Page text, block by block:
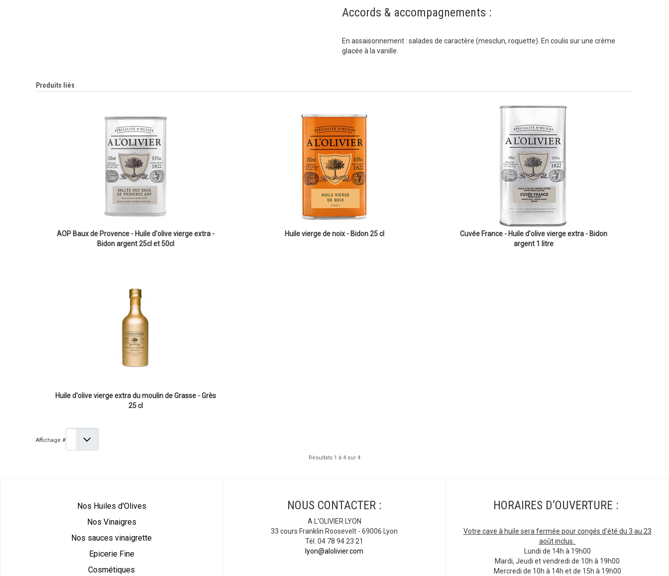
Accords & accompagnements :
En assaisonnement : salades de caractère (mesclun, roquette). En coulis sur une crème
glacée à la vanille.
Produits liés
AOP Baux de Provence - Huile d'olive vierge extra -
Bidon argent 25cl et 50cl
Huile vierge de noix - Bidon 25 cl
Cuvée France - Huile d'olive vierge extra - Bidon
argent 1 litre
Huile d'olive vierge extra du moulin de Grasse - Grès
25 cl
Affichage #
Résultats 1 à 4 sur 4
Nos Huiles d'Olives
Nos Vinaigres
Nos sauces vinaigrette
Epicerie Fine
Cosmétiques
NOUS CONTACTER :
A L'OLIVIER LYON
33 cours Franklin Roosevelt - 69006 Lyon
Tél. 04 78 94 23 21
lyon@alolivier.com
HORAIRES D’OUVERTURE :
Votre cave à huile sera fermée pour congés d'été du 3 au 23
août inclus.
Lundi de 14h à 19h00
Mardi, Jeudi et vendredi de 10h à 19h00
Mercredi de 10h à 14h et de 15h à 19h00